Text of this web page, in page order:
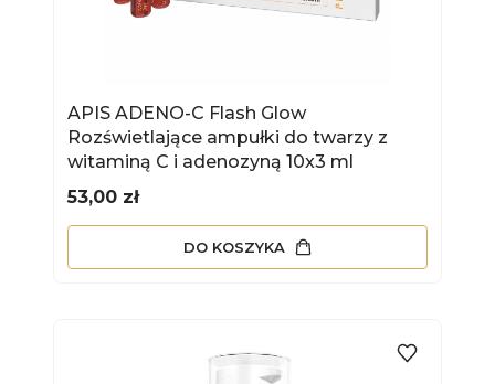
APIS ADENO-C Flash Glow
Rozświetlające ampułki do twarzy z
witaminą C i adenozyną 10x3 ml
Cena
53,00 zł
DO KOSZYKA